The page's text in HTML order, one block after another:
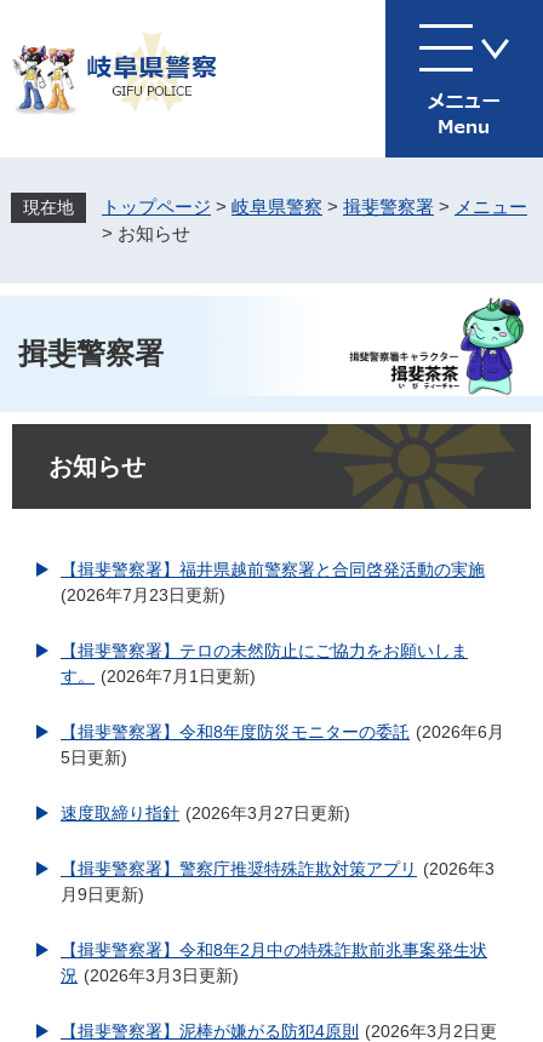
ジ
先
す
ュ
を
し
へ
トップページ > 岐阜県警察 > 揖斐警察署 > メニュー
> お知らせ
揖斐警察署
お知らせ
【揖斐警察署】福井県越前警察署と合同啓発活動の実施
2026年7月23日更新
【揖斐警察署】テロの未然防止にご協力をお願いしま
す。
2026年7月1日更新
【揖斐警察署】令和8年度防災モニターの委託
2026年6月
5日更新
速度取締り指針 2026年3月27日更新
【揖斐警察署】警察庁推奨特殊詐欺対策アプリ
2026年3
月9日更新
【揖斐警察署】令和8年2月中の特殊詐欺前兆事案発生状
況
2026年3月3日更新
【揖斐警察署】泥棒が嫌がる防犯4原則
2026年3月2日更